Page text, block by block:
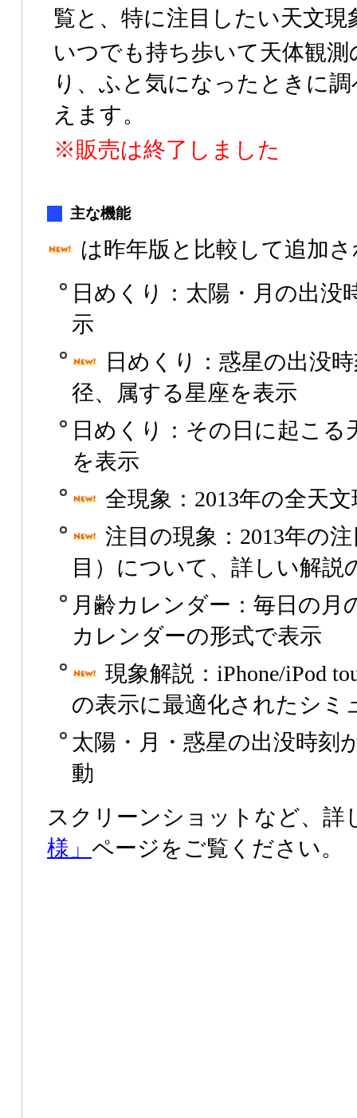
覧と、特に注目したい天文現
いつでも持ち歩いて天体観
り、ふと気になったときに
えます。
※販売は終了しました
主な機能
は昨年版と比較して追加
日めくり：太陽・月の出没
示
日めくり：惑星の出没
径、属する星座を表示
日めくり：その日に起こる
を表示
全現象：2013年の全天
注目の現象：2013年の
目）について、詳しい解説
月齢カレンダー：毎日の月
カレンダーの形式で表示
現象解説：iPhone/iPod
の表示に最適化されたシミ
太陽・月・惑星の出没時刻
動
スクリーンショットなど、詳
様」 ページをご覧ください。